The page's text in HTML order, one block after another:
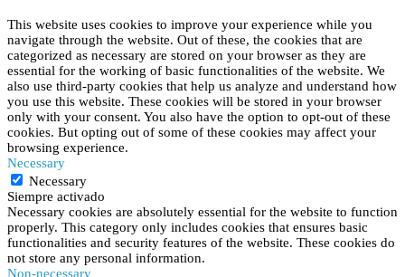
This website uses cookies to improve your experience while you
navigate through the website. Out of these, the cookies that are
categorized as necessary are stored on your browser as they are
essential for the working of basic functionalities of the website. We
also use third-party cookies that help us analyze and understand how
you use this website. These cookies will be stored in your browser
only with your consent. You also have the option to opt-out of these
cookies. But opting out of some of these cookies may affect your
browsing experience.
Necessary
Necessary
Siempre activado
Necessary cookies are absolutely essential for the website to function
properly. This category only includes cookies that ensures basic
functionalities and security features of the website. These cookies do
not store any personal information.
Non-necessary